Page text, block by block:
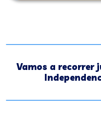
Vamos a